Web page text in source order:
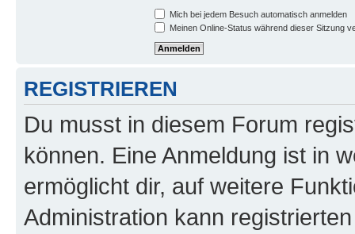
Mich bei jedem Besuch automatisch anmelden
Meinen Online-Status während dieser Sitzung
REGISTRIEREN
Du musst in diesem Forum
können. Eine Anmeldung ist in
ermöglicht dir, auf weitere
Administration kann